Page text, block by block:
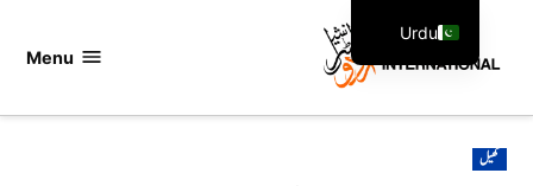
Menu
POSTED
IN
کھیل
Urdu
English